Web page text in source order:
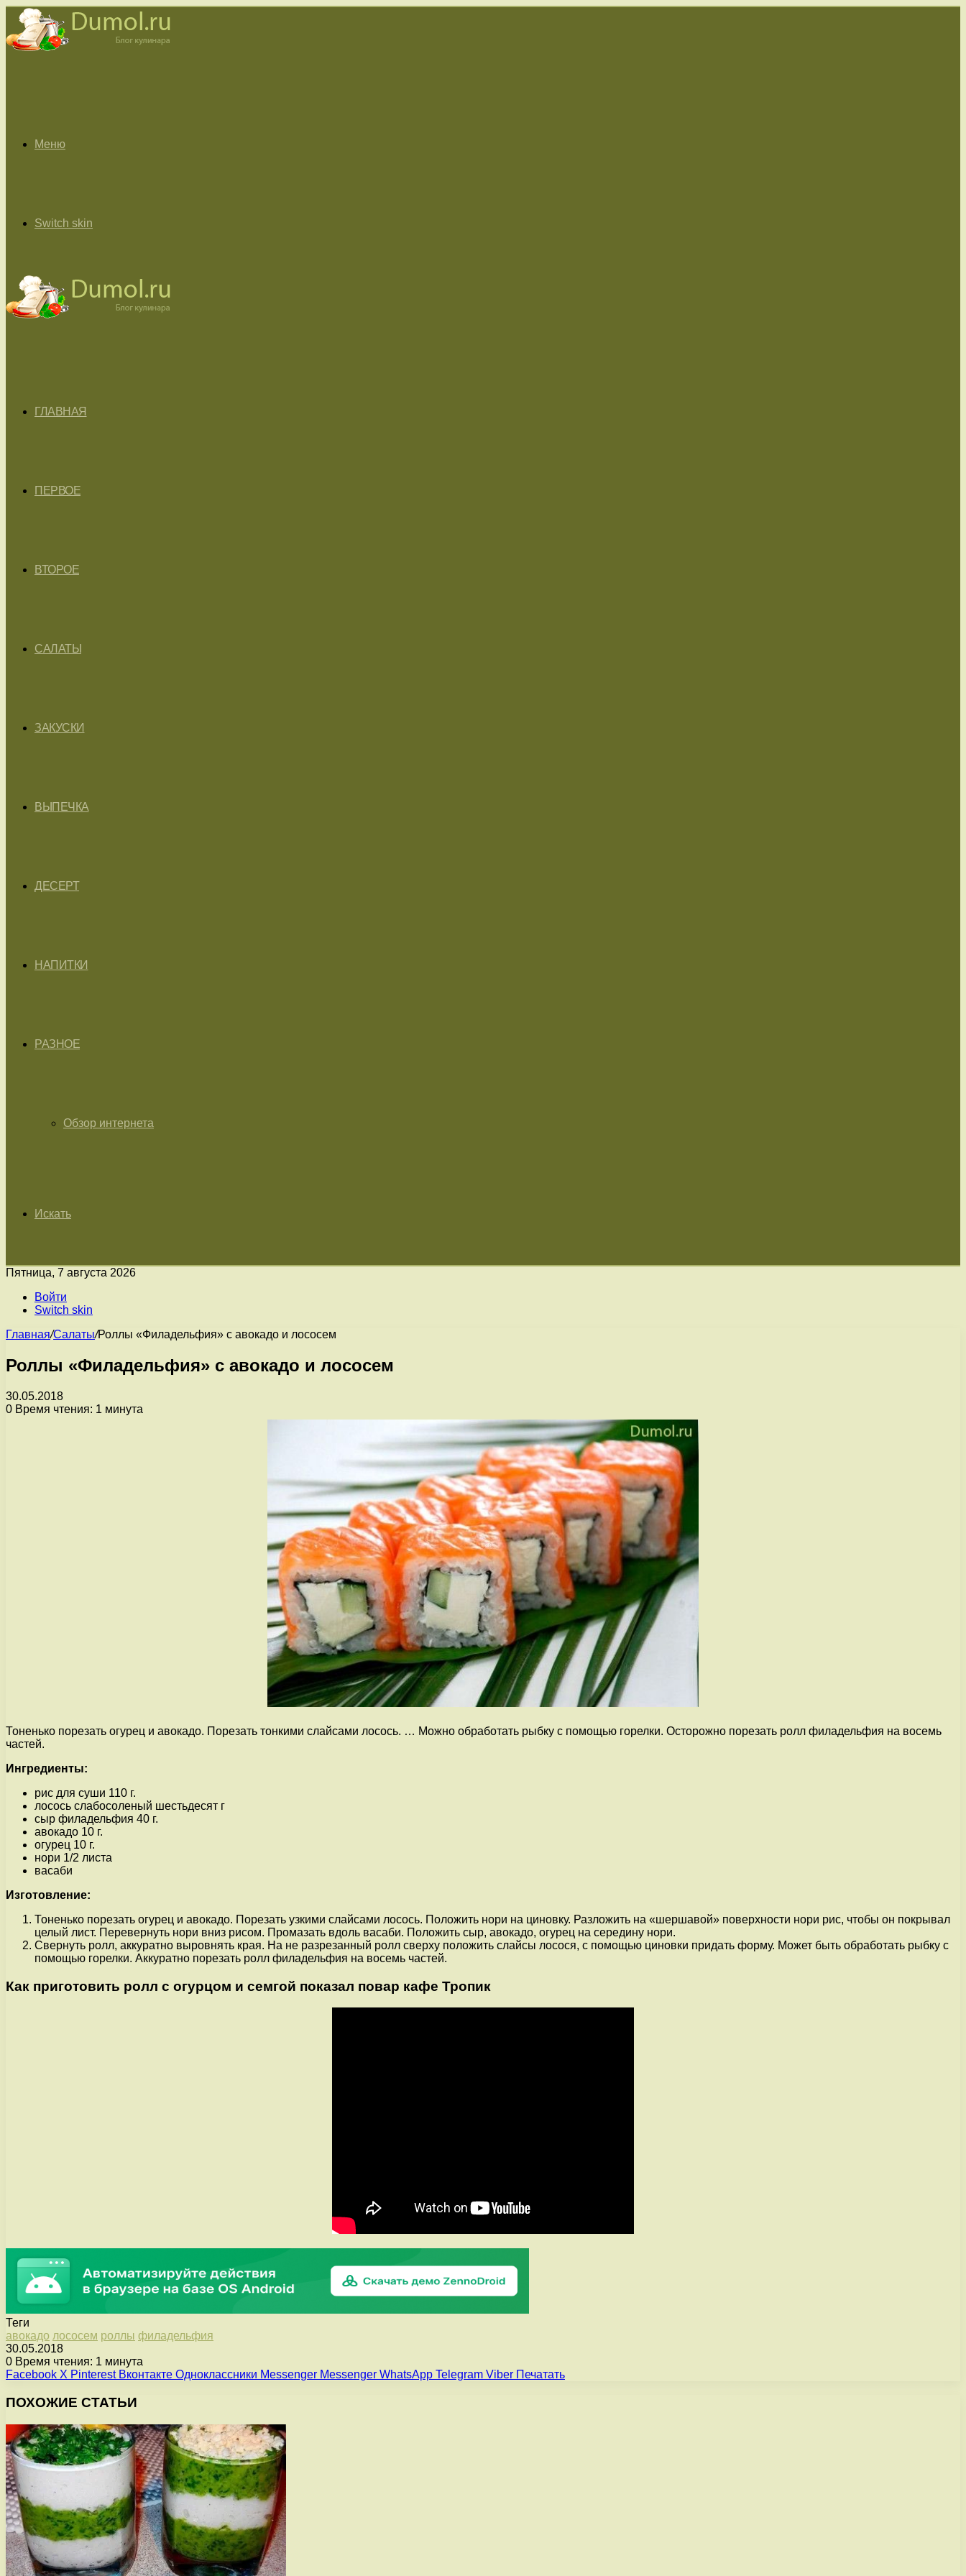
Меню
Switch skin
ГЛАВНАЯ
ПЕРВОЕ
ВТОРОЕ
САЛАТЫ
ЗАКУСКИ
ВЫПЕЧКА
ДЕСЕРТ
НАПИТКИ
РАЗНОЕ
Обзор интернета
Искать
Пятница, 7 августа 2026
Войти
Switch skin
Главная/Салаты/Роллы «Филадельфия» с авокадо и лососем
Роллы «Филадельфия» с авокадо и лососем
30.05.2018
0 Время чтения: 1 минута
Тоненько порезать огурец и авокадо. Порезать тонкими слайсами лосось. … Можно обработать рыбку с помощью горелки. Осторожно порезать ролл филадельфия на восемь
частей.
Ингредиенты:
рис для суши 110 г.
лосось слабосоленый шестьдесят г
сыр филадельфия 40 г.
авокадо 10 г.
огурец 10 г.
нори 1/2 листа
васаби
Изготовление:
Тоненько порезать огурец и авокадо. Порезать узкими слайсами лосось. Положить нори на циновку. Разложить на «шершавой» поверхности нори рис, чтобы он покрывал
целый лист. Перевернуть нори вниз рисом. Промазать вдоль васаби. Положить сыр, авокадо, огурец на середину нори.
Свернуть ролл, аккуратно выровнять края. На не разрезанный ролл сверху положить слайсы лосося, с помощью циновки придать форму. Может быть обработать рыбку с
помощью горелки. Аккуратно порезать ролл филадельфия на восемь частей.
Как приготовить ролл с огурцом и семгой показал повар кафе Тропик
Теги
авокадо лососем роллы филадельфия
30.05.2018
0 Время чтения: 1 минута
Facebook X Pinterest Вконтакте Одноклассники Messenger Messenger WhatsApp Telegram Viber Печатать
ПОХОЖИЕ СТАТЬИ